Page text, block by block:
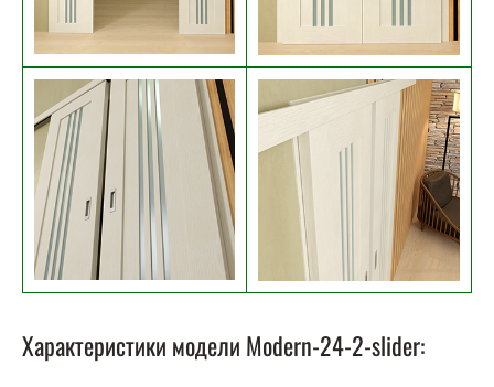
Характеристики модели Modern-24-2-slider: